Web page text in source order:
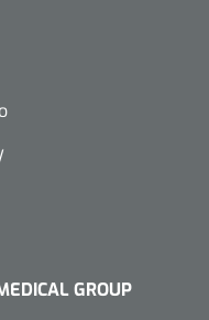
GROUP